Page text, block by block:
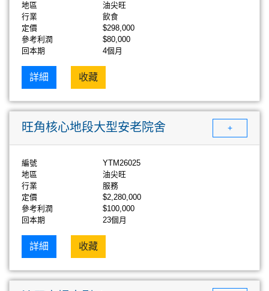
地區
油尖旺
行業
飲食
定價
$298,000
參考利潤
$80,000
回本期
4個月
詳細 收藏
旺角核心地段大型安老院舍 +
編號
YTM26025
地區
油尖旺
行業
服務
定價
$2,280,000
參考利潤
$100,000
回本期
23個月
詳細 收藏